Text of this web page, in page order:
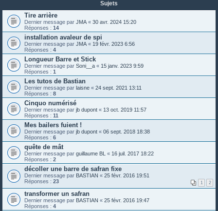
Sujets
Tire arrière
Dernier message par JMA « 30 avr. 2024 15:20
Réponses : 14
installation avaleur de spi
Dernier message par JMA « 19 févr. 2023 6:56
Réponses : 4
Longueur Barre et Stick
Dernier message par Soni__a « 15 janv. 2023 9:59
Réponses : 1
Les tutos de Bastian
Dernier message par laisne « 24 sept. 2021 13:11
Réponses : 8
Cinquo numérisé
Dernier message par jb dupont « 13 oct. 2019 11:57
Réponses : 11
Mes bailers fuient !
Dernier message par jb dupont « 06 sept. 2018 18:38
Réponses : 6
quête de mât
Dernier message par guillaume BL « 16 juil. 2017 18:22
Réponses : 2
décoller une barre de safran fixe
Dernier message par BASTIAN « 25 févr. 2016 19:51
Réponses : 23 1 2
transformer un safran
Dernier message par BASTIAN « 25 févr. 2016 19:47
Réponses : 4